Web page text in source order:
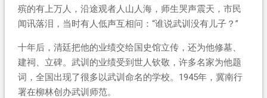
殡的有上万人，沿途观者人山人海，师生哭声震天，市民
闻讯落泪，当时有人低声互相问：“谁说武训没有儿子？”
十年后，清廷把他的业绩交给国史馆立传，还为他修墓、
建祠、立碑。武训的业绩受到世人钦敬，许多名家为他题
词，全国出现了很多以武训命名的学校。1945年，冀南行
署在柳林创办武训师范。